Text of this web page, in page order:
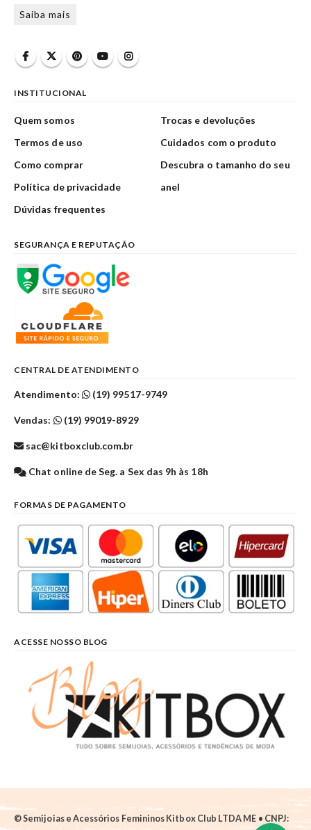
Saiba mais
INSTITUCIONAL
Quem somos
Termos de uso
Como comprar
Política de privacidade
Dúvidas frequentes
Trocas e devoluções
Cuidados com o produto
Descubra o tamanho do seu
anel
SEGURANÇA E REPUTAÇÃO
CENTRAL DE ATENDIMENTO
Atendimento: (19) 99517-9749
Vendas: (19) 99019-8929
sac@kitboxclub.com.br
Chat online de Seg. a Sex das 9h às 18h
FORMAS DE PAGAMENTO
ACESSE NOSSO BLOG
© Semijoias e Acessórios Femininos Kitbox Club LTDA ME • CNPJ: